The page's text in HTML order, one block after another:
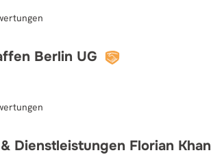
Berlin UG
Dienstleistungen Florian Khan